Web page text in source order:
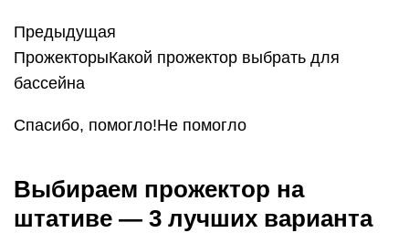
Предыдущая
ПрожекторыКакой прожектор выбрать для
бассейна
Спасибо, помогло!Не помогло
Выбираем прожектор на
штативе — 3 лучших варианта